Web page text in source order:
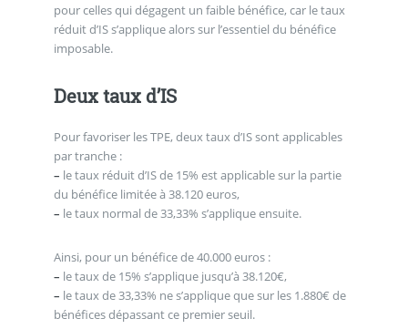
pour celles qui dégagent un faible bénéfice, car le taux
réduit d’IS s’applique alors sur l’essentiel du bénéfice
imposable.
Deux taux d’IS
Pour favoriser les TPE, deux taux d’IS sont applicables
par tranche :
– le taux réduit d’IS de 15% est applicable sur la partie
du bénéfice limitée à 38.120 euros,
– le taux normal de 33,33% s’applique ensuite.
Ainsi, pour un bénéfice de 40.000 euros :
– le taux de 15% s’applique jusqu’à 38.120€,
– le taux de 33,33% ne s’applique que sur les 1.880€ de
bénéfices dépassant ce premier seuil.